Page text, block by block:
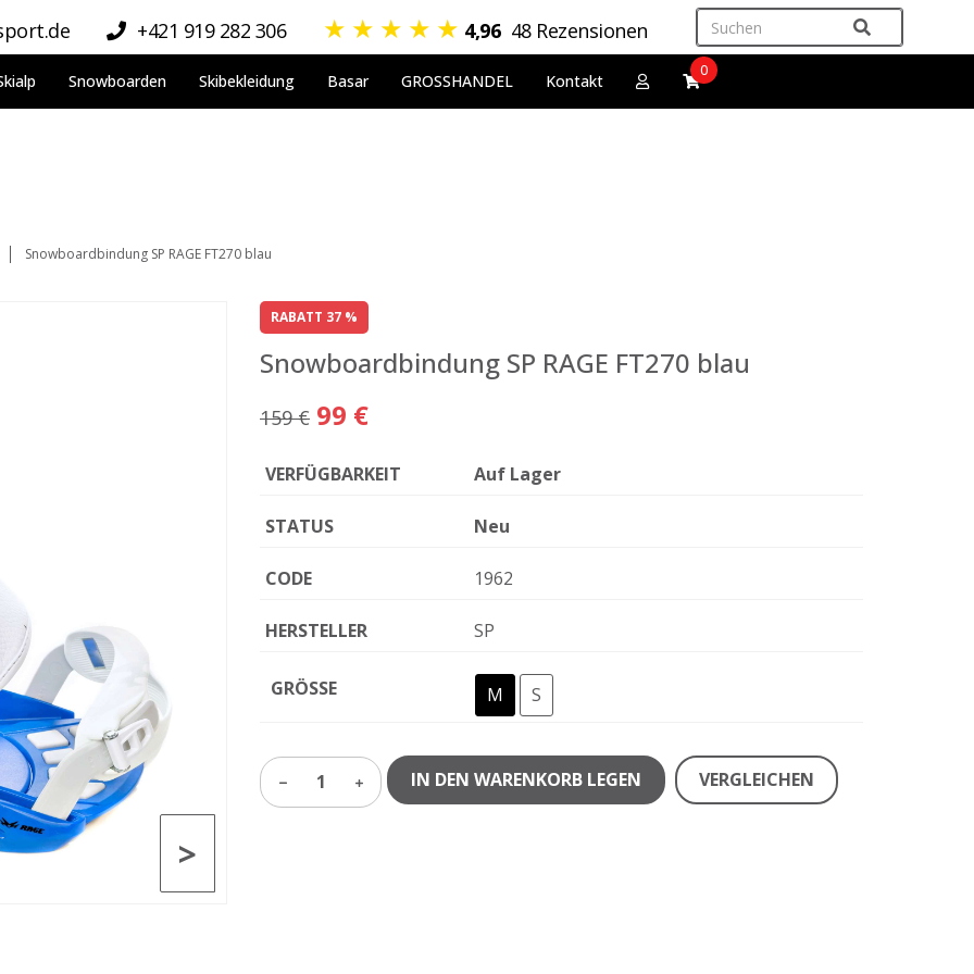
+421 919 282 306 ★ ★ ★ ★ ★ 4,96 48 Rezensionen
Snowboarden Skibekleidung Basar GROSSHANDEL Kontakt
0
Snowboardbindung SP RAGE FT270 blau
>
RABATT 37 %
Snowboardbindung SP RAGE FT270 blau
159 € 99 €
VERFÜGBARKEIT Auf Lager
STATUS Neu
CODE 1962
HERSTELLER SP
GRÖSSE M S
1 IN DEN WARENKORB LEGEN VERGLEICHEN